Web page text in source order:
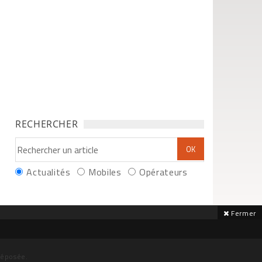
RECHERCHER
Actualités Mobiles Opérateurs
Fermer